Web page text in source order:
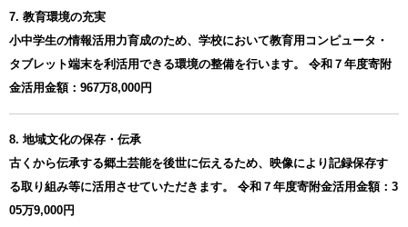
7. 教育環境の充実
小中学生の情報活用力育成のため、学校において教育用コンピュータ・
タブレット端末を利活用できる環境の整備を行います。 令和７年度寄附
金活用金額：967万8,000円
8. 地域文化の保存・伝承
古くから伝承する郷土芸能を後世に伝えるため、映像により記録保存す
る取り組み等に活用させていただきます。 令和７年度寄附金活用金額：3
05万9,000円